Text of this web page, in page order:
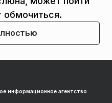
обмочиться.
информационное агентство